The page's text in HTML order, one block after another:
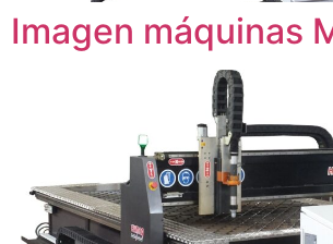
Imagen máquinas